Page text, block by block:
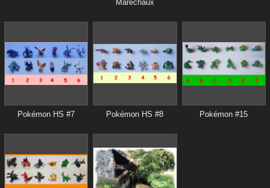
Maréchaux
Pokémon HS #7 Pokémon HS #8 Pokémon #15